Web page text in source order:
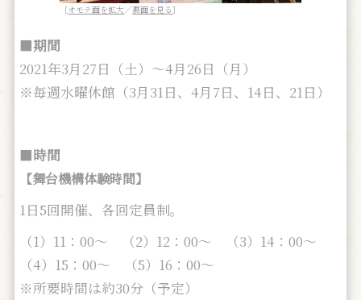
［オモテ面を拡大／裏面を見る］
■期間
2021年3月27日（土）～4月26日（月）
※毎週水曜休館（3月31日、4月7日、14日、21日）
■時間
【舞台機構体験時間】
1日5回開催、各回定員制。
（1）11：00～ （2）12：00～ （3）14：00～
（4）15：00～ （5）16：00～
※所要時間は約30分（予定）